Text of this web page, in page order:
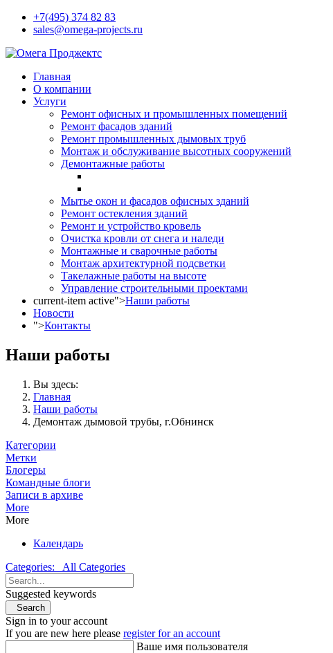
+7(495) 374 82 83
sales@omega-projects.ru
Главная
О компании
Услуги
Ремонт офисных и промышленных помещений
Ремонт фасадов зданий
Ремонт промышленных дымовых труб
Монтаж и обслуживание высотных сооружений
Демонтажные работы
Мытье окон и фасадов офисных зданий
Ремонт остекления зданий
Ремонт и устройство кровель
Очистка кровли от снега и наледи
Монтажные и сварочные работы
Монтаж архитектурной подсветки
Такелажные работы на высоте
Управление строительными проектами
current-item active">Наши работы
Новости
">Контакты
Наши работы
Вы здесь:
Главная
Наши работы
Демонтаж дымовой трубы, г.Обнинск
Категории
Метки
Блогеры
Командные блоги
Записи в архиве
More
More
Календарь
Categories:
All Categories
Suggested keywords
Search
Sign in to your account
If you are new here please register for an account
Ваше имя пользователя